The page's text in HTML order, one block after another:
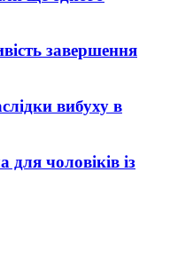
завершення
вибуху в
чоловіків із